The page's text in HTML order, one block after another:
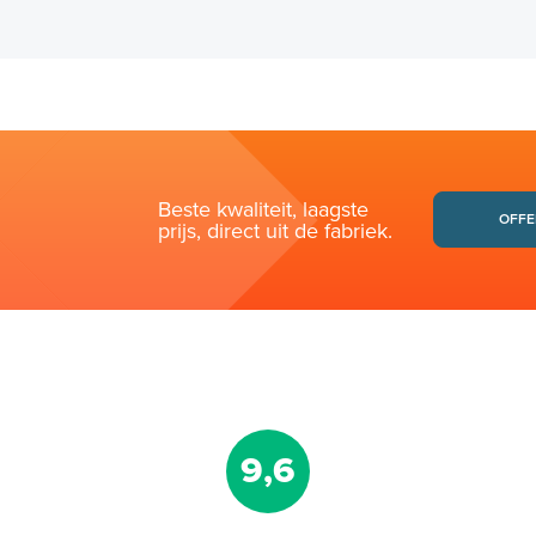
Beste kwaliteit, laagste
prijs, direct uit de fabriek.
9,6